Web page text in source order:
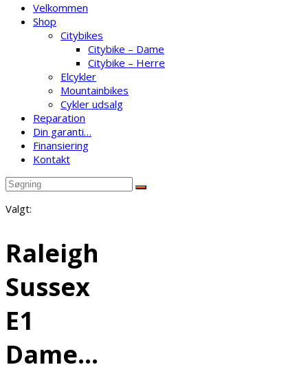
Velkommen
Shop
Citybikes
Citybike – Dame
Citybike – Herre
Elcykler
Mountainbikes
Cykler udsalg
Reparation
Din garanti…
Finansiering
Kontakt
Valgt:
Raleigh
Sussex
E1
Dame…